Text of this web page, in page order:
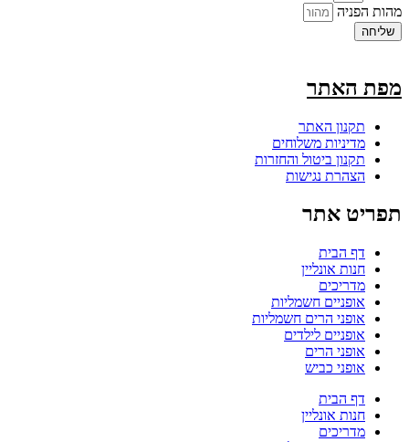
מהות הפניה
שליחה
מפת האתר
תקנון האתר
מדיניות משלוחים
תקנון ביטול והחזרות
הצהרת נגישות
תפריט אתר
דף הבית
חנות אונליין
מדריכים
אופניים חשמליות
אופני הרים חשמליות
אופניים לילדים
אופני הרים
אופני כביש
דף הבית
חנות אונליין
מדריכים